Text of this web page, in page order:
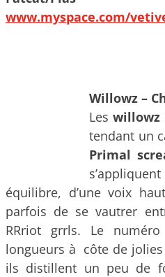
www.myspace.com/
Willowz –
Leswillowz
tendant un
Primal
équilibre, d’une voix
parfois de se vautrer
RRriot grrls. Le
longueurs à côte de
ils distillent un peu de